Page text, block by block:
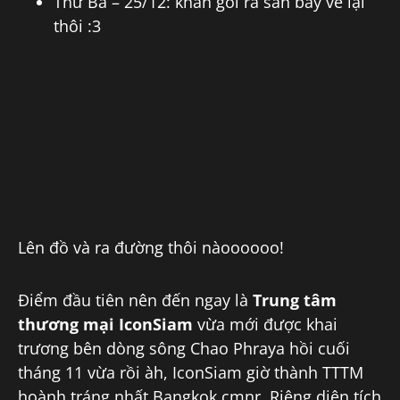
thôi :3
Lên đồ và ra đường thôi nàoooooo!
Điểm đầu tiên nên đến ngay là Trung tâm
thương mại IconSiam vừa mới được khai
trương bên dòng sông Chao Phraya hồi cuối
tháng 11 vừa rồi àh, IconSiam giờ thành TTTM